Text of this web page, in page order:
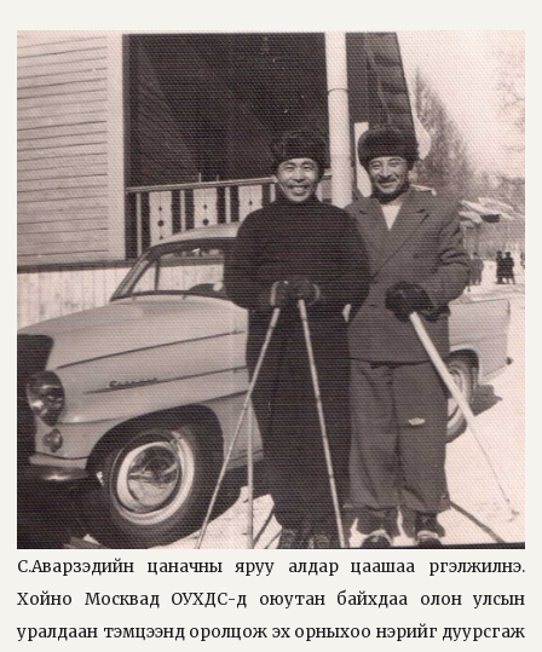
С.Аварзэдийн цаначны яруу алдар цаашаа үргэлжилнэ.
Хойно Москвад ОУХДС-д оюутан байхдаа олон улсын
уралдаан тэмцээнд оролцож эх орныхоо нэрийг дуурсгаж